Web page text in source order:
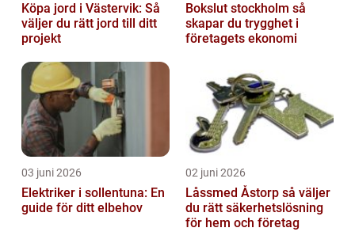
Köpa jord i Västervik: Så
väljer du rätt jord till ditt
projekt
Bokslut stockholm så
skapar du trygghet i
företagets ekonomi
03 juni 2026
Elektriker i sollentuna: En
guide för ditt elbehov
02 juni 2026
Låssmed Åstorp så väljer
du rätt säkerhetslösning
för hem och företag